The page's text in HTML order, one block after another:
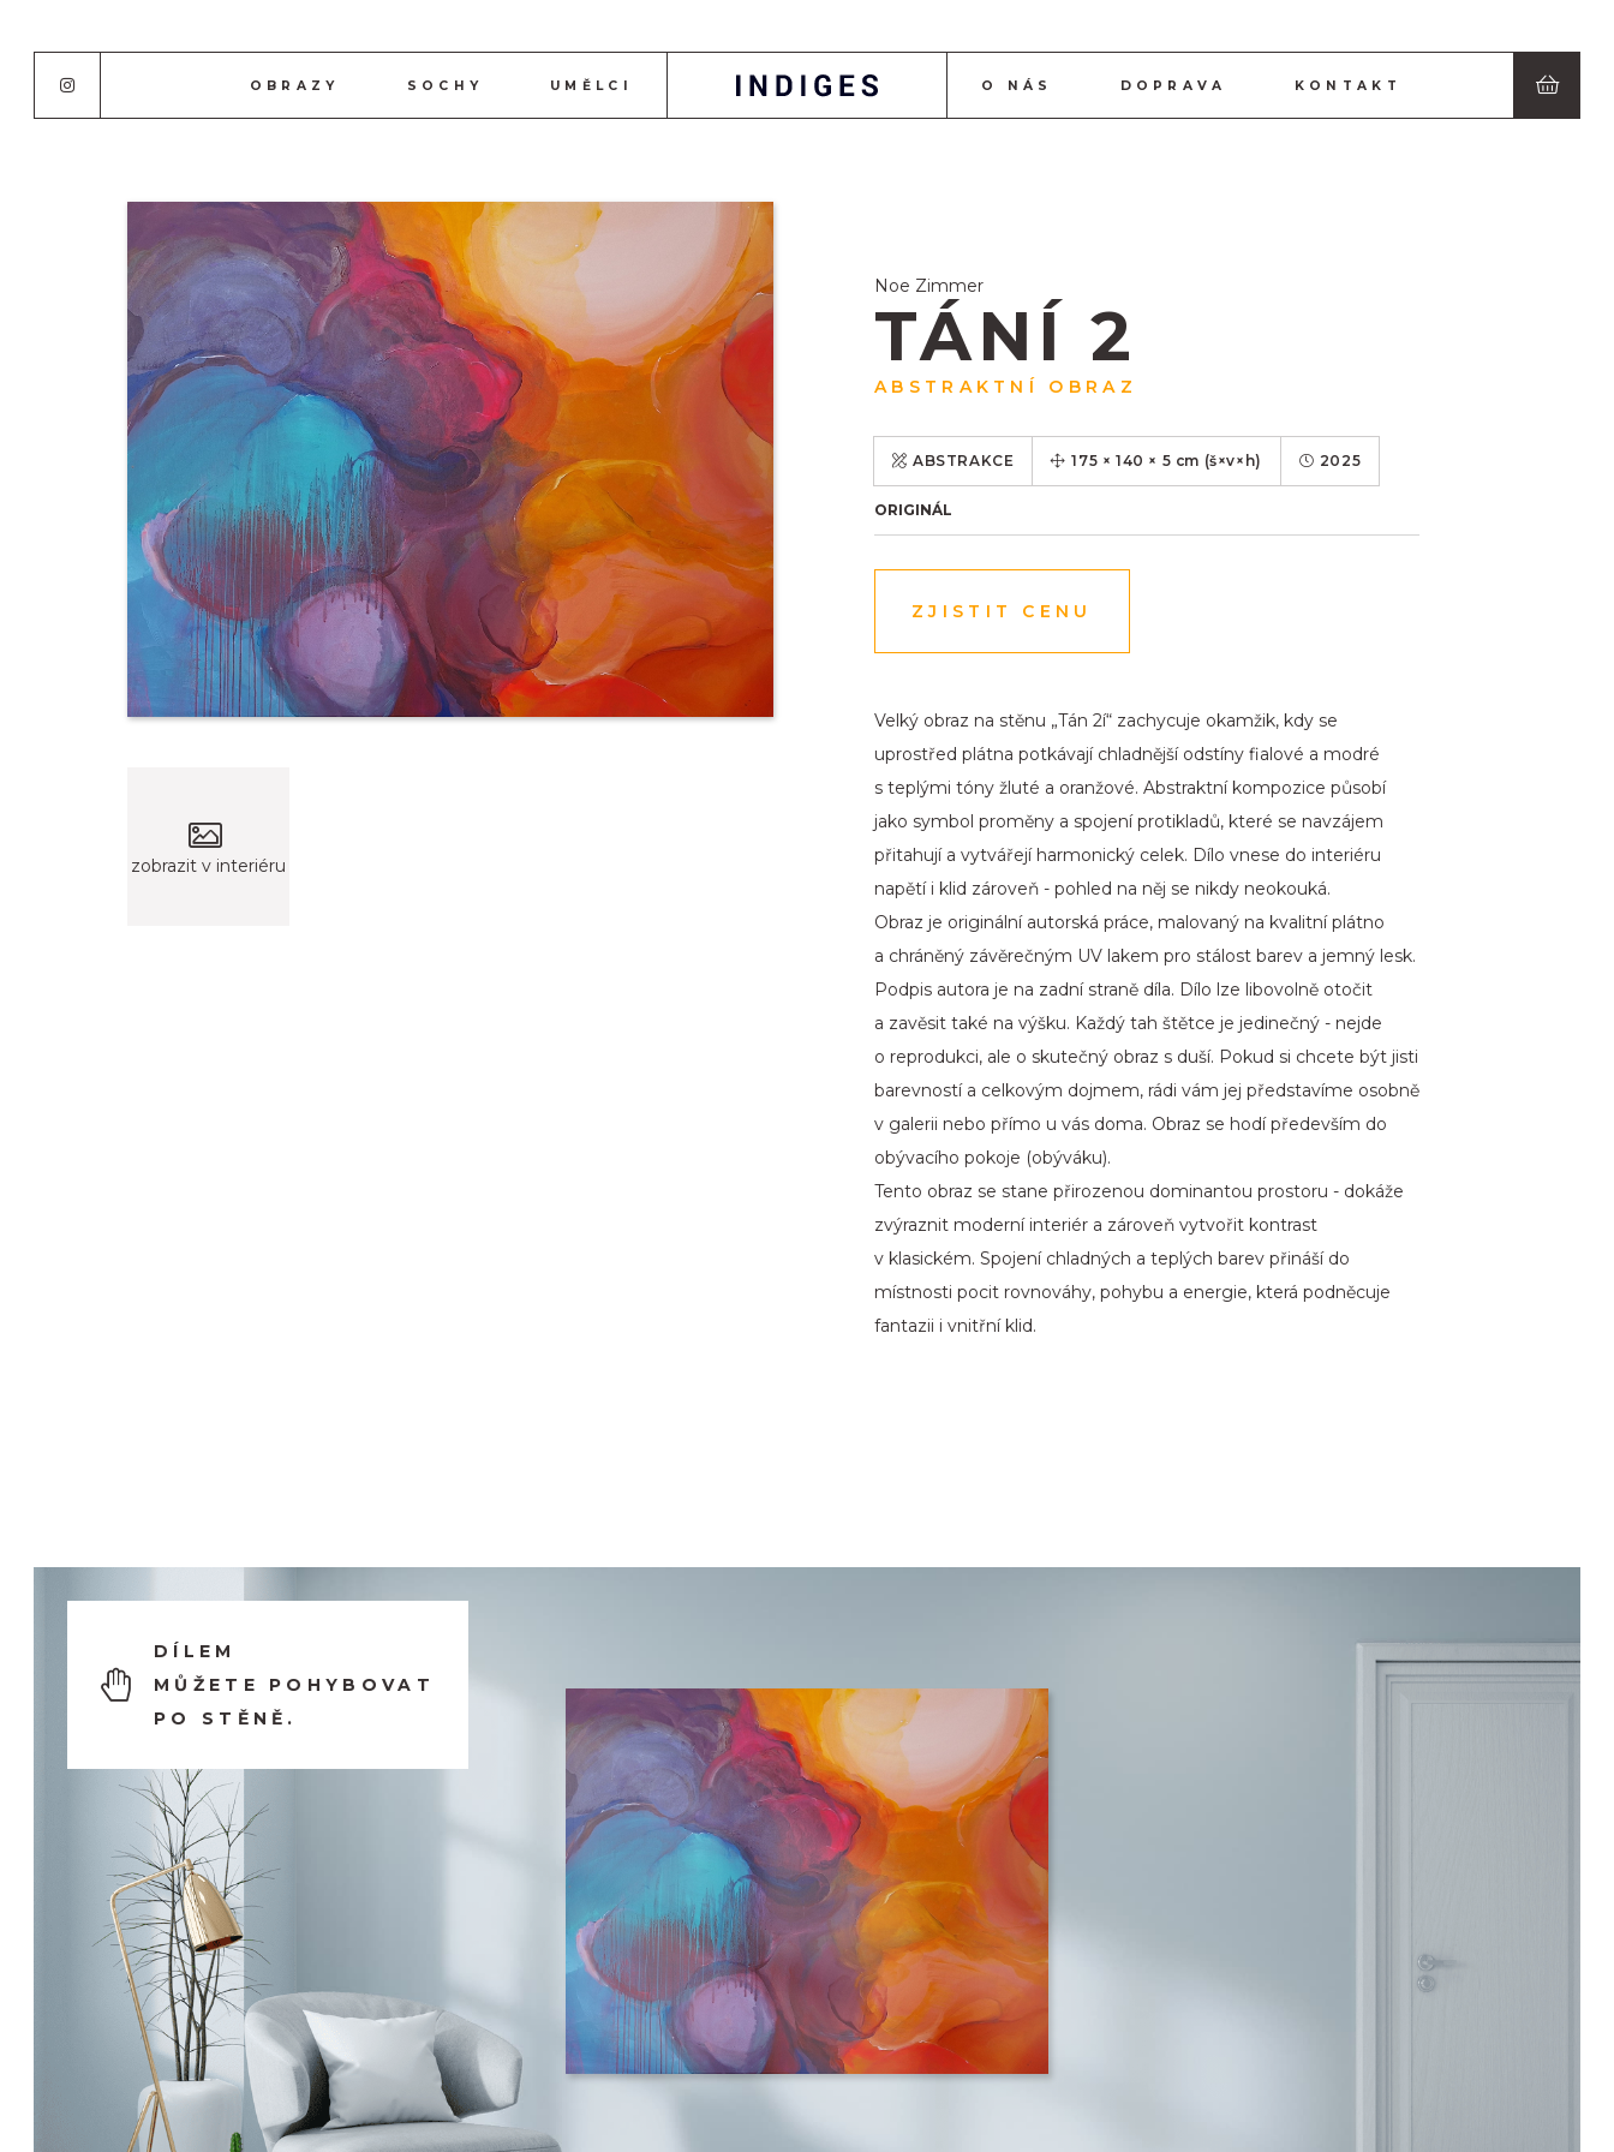
OBRAZY SOCHY UMĚLCI O NÁS DOPRAVA KONTAKT
zobrazit v interiéru
Noe Zimmer
TÁNÍ 2
ABSTRAKTNÍ OBRAZ
ABSTRAKCE 175 × 140 × 5 cm (š×v×h) 2025
ORIGINÁL
ZJISTIT CENU
Velký obraz na stěnu „Tán 2í“ zachycuje okamžik, kdy se
uprostřed plátna potkávají chladnější odstíny fialové a modré
s teplými tóny žluté a oranžové. Abstraktní kompozice působí
jako symbol proměny a spojení protikladů, které se navzájem
přitahují a vytvářejí harmonický celek. Dílo vnese do interiéru
napětí i klid zároveň - pohled na něj se nikdy neokouká.
Obraz je originální autorská práce, malovaný na kvalitní plátno
a chráněný závěrečným UV lakem pro stálost barev a jemný lesk.
Podpis autora je na zadní straně díla. Dílo lze libovolně otočit
a zavěsit také na výšku. Každý tah štětce je jedinečný - nejde
o reprodukci, ale o skutečný obraz s duší. Pokud si chcete být jisti
barevností a celkovým dojmem, rádi vám jej představíme osobně
v galerii nebo přímo u vás doma. Obraz se hodí především do
obývacího pokoje (obýváku).
Tento obraz se stane přirozenou dominantou prostoru - dokáže
zvýraznit moderní interiér a zároveň vytvořit kontrast
v klasickém. Spojení chladných a teplých barev přináší do
místnosti pocit rovnováhy, pohybu a energie, která podněcuje
fantazii i vnitřní klid.
DÍLEM
MŮŽETE POHYBOVAT
PO STĚNĚ.